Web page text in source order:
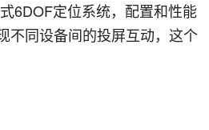
6DOF定位系统，配置和性能
不同设备间的投屏互动，这个